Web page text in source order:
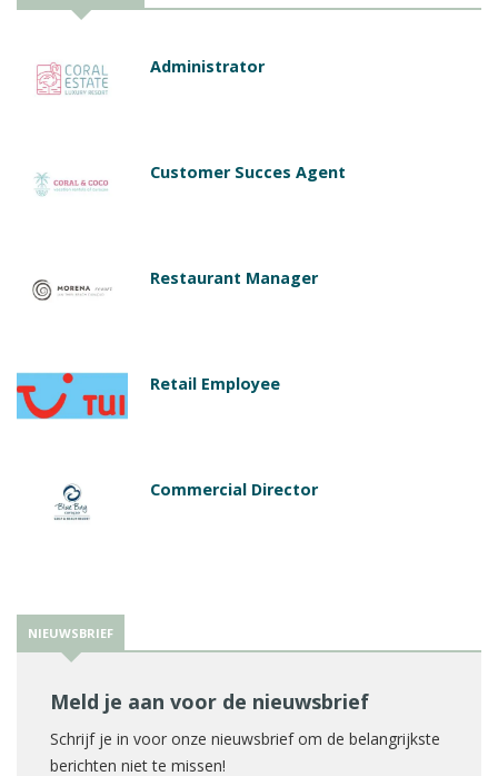
Administrator
Customer Succes Agent
Restaurant Manager
Retail Employee
Commercial Director
NIEUWSBRIEF
Meld je aan voor de nieuwsbrief
Schrijf je in voor onze nieuwsbrief om de belangrijkste
berichten niet te missen!